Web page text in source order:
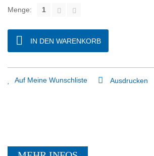
Menge:
IN DEN WARENKORB
Auf Meine Wunschliste Ausdrucken